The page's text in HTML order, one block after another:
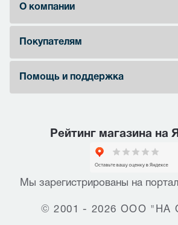
О компании
Покупателям
Помощь и поддержка
Рейтинг магазина на
Мы зарегистрированы на
© 2001 - 2026 ООО "НА